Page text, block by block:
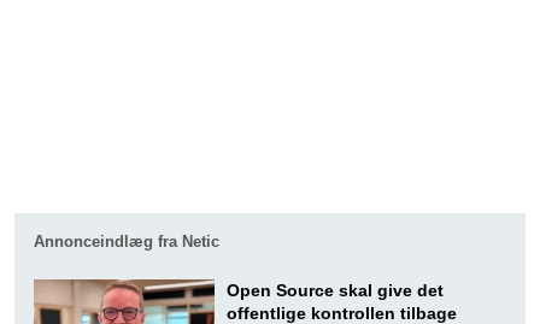
Annonceindlæg fra Netic
Open Source skal give det
offentlige kontrollen tilbage